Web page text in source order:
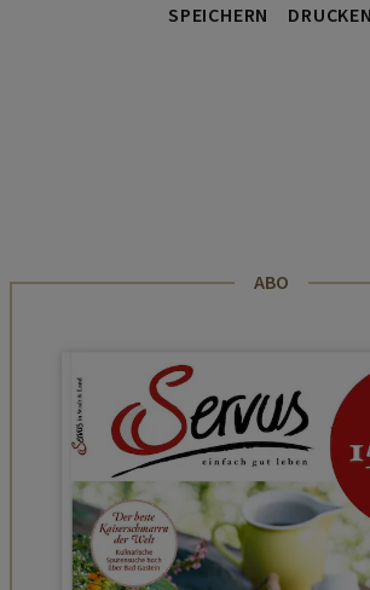
SPEICHERN DRUCKEN
ABO